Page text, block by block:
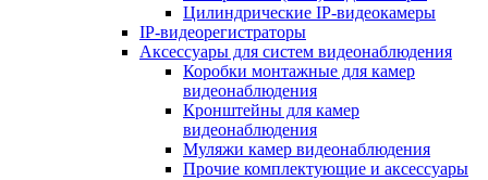
Цилиндрические IP-видеокамеры
IP-видеорегистраторы
Аксессуары для систем видеонаблюдения
Коробки монтажные для камер
видеонаблюдения
Кронштейны для камер
видеонаблюдения
Муляжи камер видеонаблюдения
Прочие комплектующие и аксессуары